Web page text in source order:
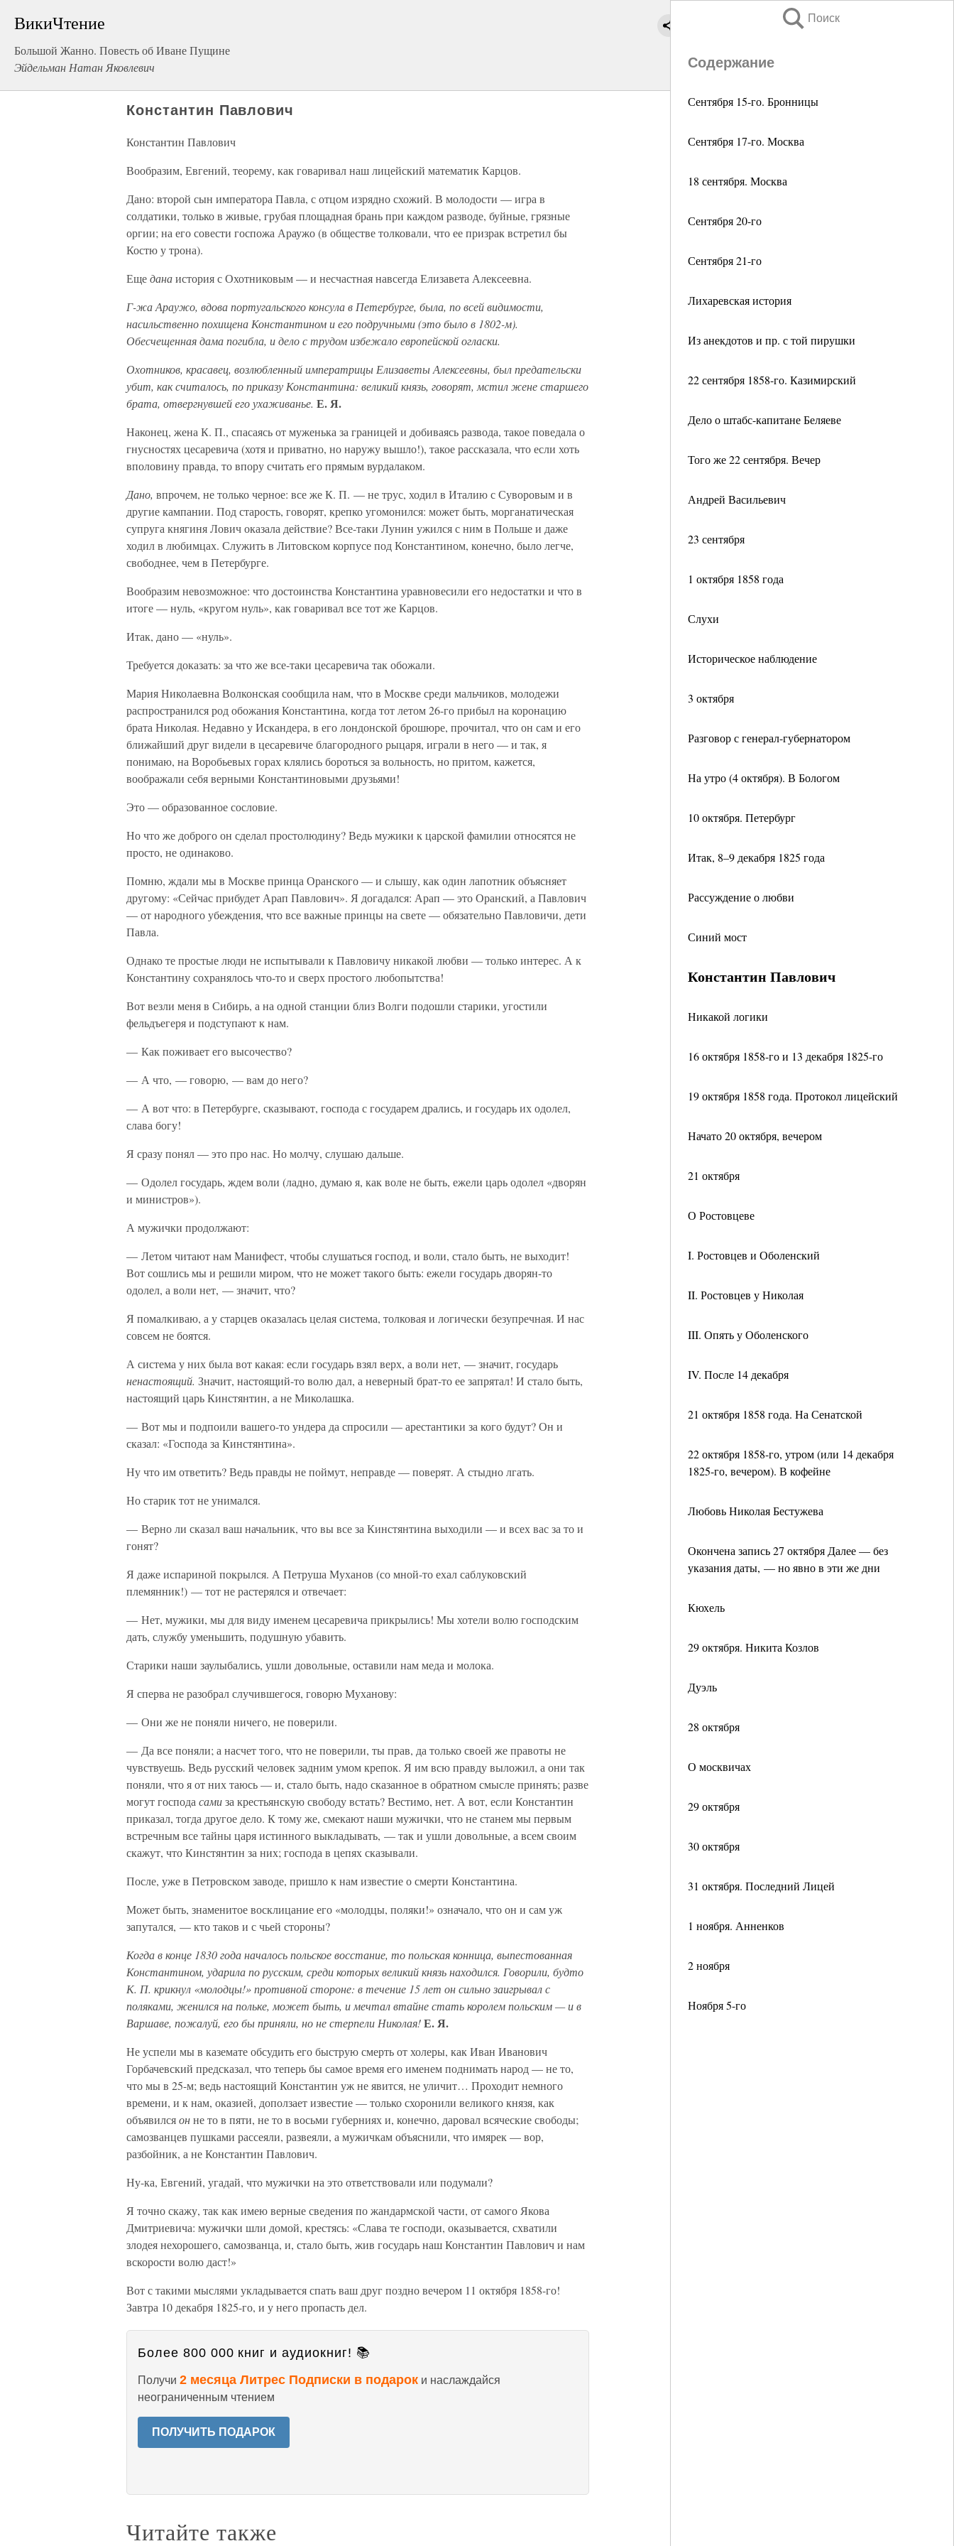
ВикиЧтение
Большой Жанно. Повесть об Иване Пущине
Эйдельман Натан Яковлевич
Поиск
Содержание
Сентября 15-го. Бронницы
Сентября 17-го. Москва
18 сентября. Москва
Сентября 20-го
Сентября 21-го
Лихаревская история
Из анекдотов и пр. с той пирушки
22 сентября 1858-го. Казимирский
Дело о штабс-капитане Беляеве
Того же 22 сентября. Вечер
Андрей Васильевич
23 сентября
1 октября 1858 года
Слухи
Историческое наблюдение
3 октября
Разговор с генерал-губернатором
На утро (4 октября). В Бологом
10 октября. Петербург
Итак, 8–9 декабря 1825 года
Рассуждение о любви
Синий мост
Константин Павлович
Никакой логики
16 октября 1858-го и 13 декабря 1825-го
19 октября 1858 года. Протокол лицейский
Начато 20 октября, вечером
21 октября
О Ростовцеве
I. Ростовцев и Оболенский
II. Ростовцев у Николая
III. Опять у Оболенского
IV. После 14 декабря
21 октября 1858 года. На Сенатской
22 октября 1858-го, утром (или 14 декабря
1825-го, вечером). В кофейне
Любовь Николая Бестужева
Окончена запись 27 октября Далее — без
указания даты, — но явно в эти же дни
Кюхель
29 октября. Никита Козлов
Дуэль
28 октября
О москвичах
29 октября
30 октября
31 октября. Последний Лицей
1 ноября. Анненков
2 ноября
Ноября 5-го
Константин Павлович
Константин Павлович
Вообразим, Евгений, теорему, как говаривал наш лицейский математик Карцов.
Дано: второй сын императора Павла, с отцом изрядно схожий. В молодости — игра в
солдатики, только в живые, грубая площадная брань при каждом разводе, буйные, грязные
оргии; на его совести госпожа Араужо (в обществе толковали, что ее призрак встретил бы
Костю у трона).
Ещеданаистория с Охотниковым — и несчастная навсегда Елизавета Алексеевна.
Г-жа Араужо, вдова португальского консула в Петербурге, была, по всей видимости,
насильственно похищена Константином и его подручными (это было в 1802-м).
Обесчещенная дама погибла, и дело с трудом избежало европейской огласки.
Охотников, красавец, возлюбленный императрицы Елизаветы Алексеевны, был предательски
убит, как считалось, по приказу Константина: великий князь, говорят, мстил жене старшего
брата, отвергнувшей его ухаживанье. Е. Я.
Наконец, жена К. П., спасаясь от муженька за границей и добиваясь развода, такое поведала о
гнусностях цесаревича (хотя и приватно, но наружу вышло!), такое рассказала, что если хоть
вполовину правда, то впору считать его прямым вурдалаком.
Дано, впрочем, не только черное: все же К. П. — не трус, ходил в Италию с Суворовым и в
другие кампании. Под старость, говорят, крепко угомонился: может быть, морганатическая
супруга княгиня Лович оказала действие? Все-таки Лунин ужился с ним в Польше и даже
ходил в любимцах. Служить в Литовском корпусе под Константином, конечно, было легче,
свободнее, чем в Петербурге.
Вообразим невозможное: что достоинства Константина уравновесили его недостатки и что в
итоге — нуль, «кругом нуль», как говаривал все тот же Карцов.
Итак, дано — «нуль».
Требуется доказать: за что же все-таки цесаревича так обожали.
Мария Николаевна Волконская сообщила нам, что в Москве среди мальчиков, молодежи
распространился род обожания Константина, когда тот летом 26-го прибыл на коронацию
брата Николая. Недавно у Искандера, в его лондонской брошюре, прочитал, что он сам и его
ближайший друг видели в цесаревиче благородного рыцаря, играли в него — и так, я
понимаю, на Воробьевых горах клялись бороться за вольность, но притом, кажется,
воображали себя верными Константиновыми друзьями!
Это — образованное сословие.
Но что же доброго он сделал простолюдину? Ведь мужики к царской фамилии относятся не
просто, не одинаково.
Помню, ждали мы в Москве принца Оранского — и слышу, как один лапотник объясняет
другому: «Сейчас прибудет Арап Павлович». Я догадался: Арап — это Оранский, а Павлович
— от народного убеждения, что все важные принцы на свете — обязательно Павловичи, дети
Павла.
Однако те простые люди не испытывали к Павловичу никакой любви — только интерес. А к
Константину сохранялось что-то и сверх простого любопытства!
Вот везли меня в Сибирь, а на одной станции близ Волги подошли старики, угостили
фельдъегеря и подступают к нам.
— Как поживает его высочество?
— А что, — говорю, — вам до него?
— А вот что: в Петербурге, сказывают, господа с государем дрались, и государь их одолел,
слава богу!
Я сразу понял — это про нас. Но молчу, слушаю дальше.
— Одолел государь, ждем воли (ладно, думаю я, как воле не быть, ежели царь одолел «дворян
и министров»).
А мужички продолжают:
— Летом читают нам Манифест, чтобы слушаться господ, и воли, стало быть, не выходит!
Вот сошлись мы и решили миром, что не может такого быть: ежели государь дворян-то
одолел, а воли нет, — значит, что?
Я помалкиваю, а у старцев оказалась целая система, толковая и логически безупречная. И нас
совсем не боятся.
А система у них была вот какая: если государь взял верх, а воли нет, — значит, государь
ненастоящий. Значит, настоящий-то волю дал, а неверный брат-то ее запрятал! И стало быть,
настоящий царь Кинстянтин, а не Миколашка.
— Вот мы и подпоили вашего-то ундера да спросили — арестантики за кого будут? Он и
сказал: «Господа за Кинстянтина».
Ну что им ответить? Ведь правды не поймут, неправде — поверят. А стыдно лгать.
Но старик тот не унимался.
— Верно ли сказал ваш начальник, что вы все за Кинстянтина выходили — и всех вас за то и
гонят?
Я даже испариной покрылся. А Петруша Муханов (со мной-то ехал саблуковский
племянник!) — тот не растерялся и отвечает:
— Нет, мужики, мы для виду именем цесаревича прикрылись! Мы хотели волю господским
дать, службу уменьшить, подушную убавить.
Старики наши заулыбались, ушли довольные, оставили нам меда и молока.
Я сперва не разобрал случившегося, говорю Муханову:
— Они же не поняли ничего, не поверили.
— Да все поняли; а насчет того, что не поверили, ты прав, да только своей же правоты не
чувствуешь. Ведь русский человек задним умом крепок. Я им всю правду выложил, а они так
поняли, что я от них таюсь — и, стало быть, надо сказанное в обратном смысле принять; разве
могут господа самиза крестьянскую свободу встать? Вестимо, нет. А вот, если Константин
приказал, тогда другое дело. К тому же, смекают наши мужички, что не станем мы первым
встречным все тайны царя истинного выкладывать, — так и ушли довольные, а всем своим
скажут, что Кинстянтин за них; господа в цепях сказывали.
После, уже в Петровском заводе, пришло к нам известие о смерти Константина.
Может быть, знаменитое восклицание его «молодцы, поляки!» означало, что он и сам уж
запутался, — кто таков и с чьей стороны?
Когда в конце 1830 года началось польское восстание, то польская конница, выпестованная
Константином, ударила по русским, среди которых великий князь находился. Говорили, будто
К. П. крикнул «молодцы!» противной стороне: в течение 15 лет он сильно заигрывал с
поляками, женился на польке, может быть, и мечтал втайне стать королем польским — и в
Варшаве, пожалуй, его бы приняли, но не стерпели Николая!Е. Я.
Не успели мы в каземате обсудить его быструю смерть от холеры, как Иван Иванович
Горбачевский предсказал, что теперь бы самое время его именем поднимать народ — не то,
что мы в 25-м; ведь настоящий Константин уж не явится, не уличит… Проходит немного
времени, и к нам, оказией, доползает известие — только схоронили великого князя, как
объявилсяонне то в пяти, не то в восьми губерниях и, конечно, даровал всяческие свободы;
самозванцев пушками рассеяли, развеяли, а мужичкам объяснили, что имярек — вор,
разбойник, а не Константин Павлович.
Ну-ка, Евгений, угадай, что мужички на это ответствовали или подумали?
Я точно скажу, так как имею верные сведения по жандармской части, от самого Якова
Дмитриевича: мужички шли домой, крестясь: «Слава те господи, оказывается, схватили
злодея нехорошего, самозванца, и, стало быть, жив государь наш Константин Павлович и нам
вскорости волю даст!»
Вот с такими мыслями укладывается спать ваш друг поздно вечером 11 октября 1858-го!
Завтра 10 декабря 1825-го, и у него пропасть дел.
Более 800 000 книг и аудиокниг! 📚
Получи 2 месяца Литрес Подписки в подарок и наслаждайся
неограниченным чтением
ПОЛУЧИТЬ ПОДАРОК
Читайте также